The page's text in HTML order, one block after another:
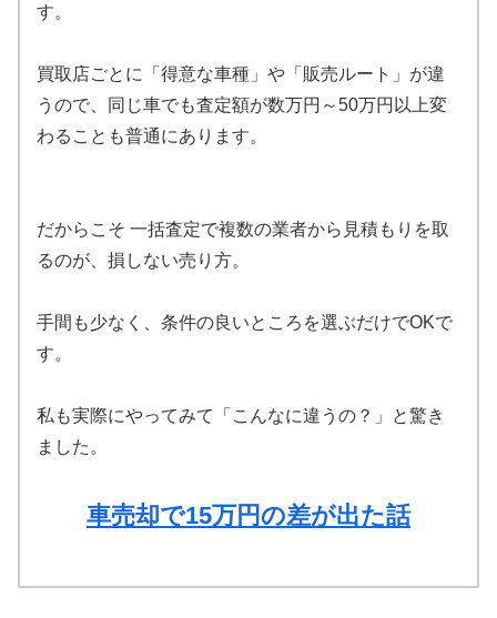
す。
買取店ごとに「得意な車種」や「販売ルート」が違
うので、同じ車でも査定額が数万円～50万円以上変
わることも普通にあります。
だからこそ 一括査定で複数の業者から見積もりを取
るのが、損しない売り方。
手間も少なく、条件の良いところを選ぶだけでOKで
す。
私も実際にやってみて「こんなに違うの？」と驚き
ました。
車売却で15万円の差が出た話